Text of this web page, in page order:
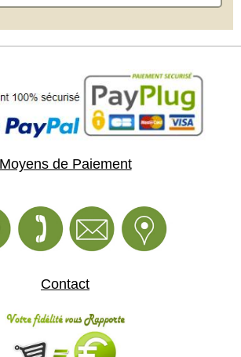
Moyens de Paiement
Contact